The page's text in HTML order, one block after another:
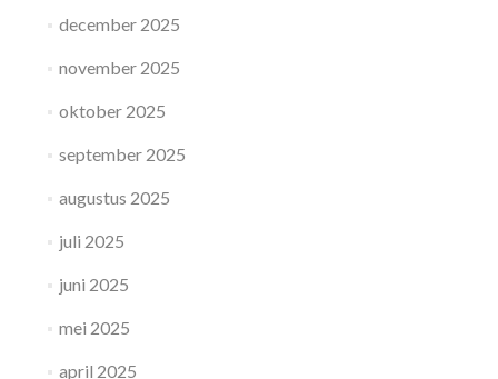
december 2025
november 2025
oktober 2025
september 2025
augustus 2025
juli 2025
juni 2025
mei 2025
april 2025